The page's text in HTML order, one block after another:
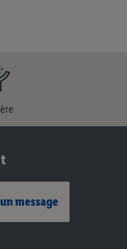
message